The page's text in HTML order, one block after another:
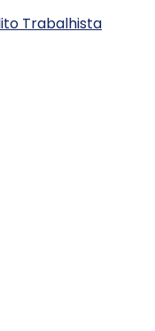
Trabalhista